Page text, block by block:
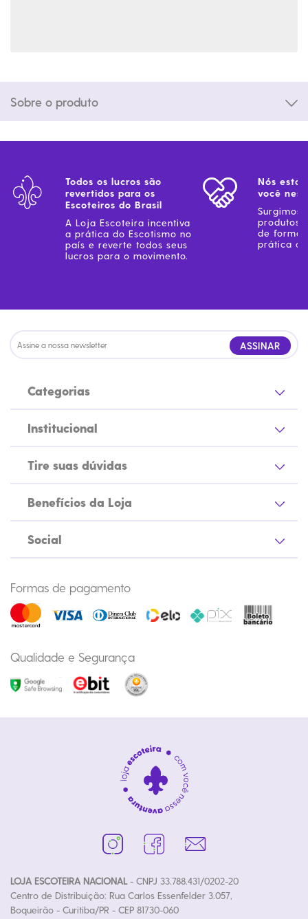
Sobre o produto
Todos os lucros são
revertidos para os
Escoteiros do Brasil
A Loja Escoteira incentiva
a prática do Escotismo no
país e reverte todos seus
lucros para o movimento.
Nós
você
Surgimos
produtos
de forma
prática
ASSINAR
Categorias
Institucional
Tire suas dúvidas
Benefícios da Loja
Social
Formas de pagamento
Qualidade e Segurança
LOJA ESCOTEIRA NACIONAL- CNPJ 33.788.431/0202-20
Centro de Distribuição: Rua Carlos Essenfelder 3.057,
Boqueirão - Curitiba/PR - CEP 81730-060